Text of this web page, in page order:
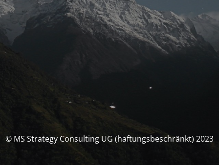
© MS Strategy Consulting UG (haftungsbeschränkt) 2023